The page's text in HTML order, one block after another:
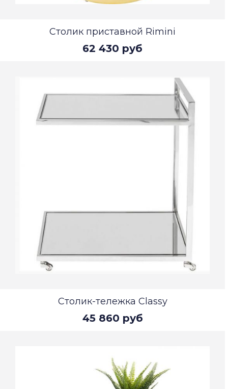
Столик приставной Rimini
62 430 руб
Столик-тележка Classy
45 860 руб